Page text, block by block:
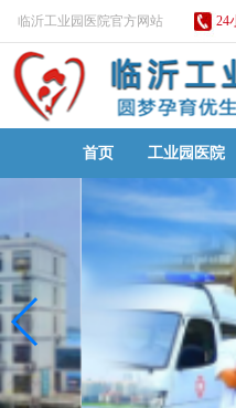
临沂工业园医院官方网站 24
首页 工业园医院